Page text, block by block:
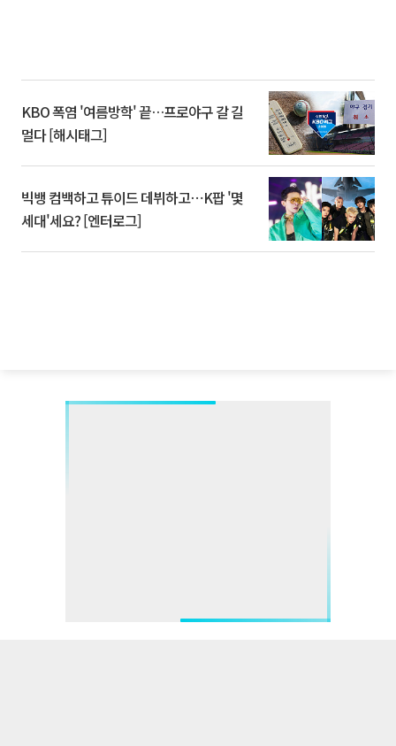
KBO 폭염 '여름방학' 끝…프로야구 갈 길
멀다 [해시태그]
빅뱅 컴백하고 튜이드 데뷔하고⋯K팝 '몇
세대'세요? [엔터로그]